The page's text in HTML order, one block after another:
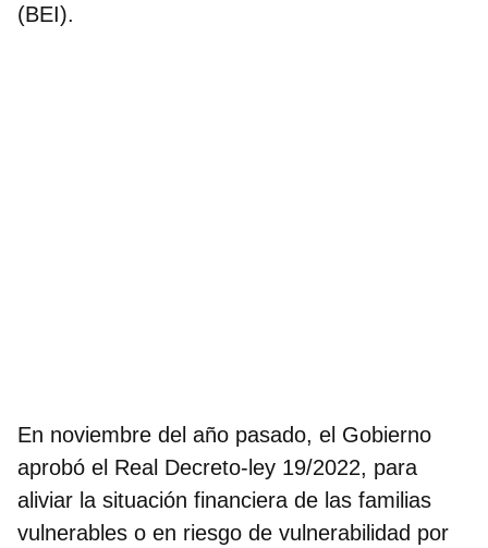
(BEI).
En noviembre del año pasado, el Gobierno
aprobó el Real Decreto-ley 19/2022, para
aliviar la situación financiera de las familias
vulnerables o en riesgo de vulnerabilidad por